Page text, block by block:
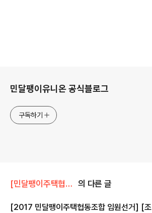
민달팽이유니온 공식블로그
구독하기
[민달팽이주택협동조합]/* 공지사항 의 다른 글
[2017 민달팽이주택협동조합 임원선거] [조